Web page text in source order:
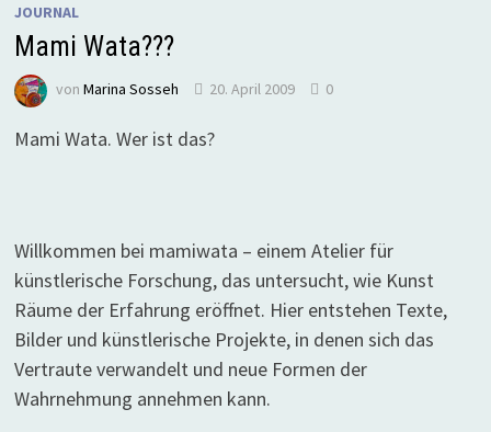
JOURNAL
Mami Wata???
von Marina Sosseh 20. April 2009 0
Mami Wata. Wer ist das?
Willkommen bei mamiwata – einem Atelier für
künstlerische Forschung, das untersucht, wie Kunst
Räume der Erfahrung eröffnet. Hier entstehen Texte,
Bilder und künstlerische Projekte, in denen sich das
Vertraute verwandelt und neue Formen der
Wahrnehmung annehmen kann.